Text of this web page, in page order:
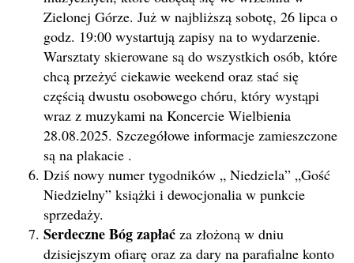
Zielonej Górze. Już w najbliższą sobotę, 26 lipca o
godz. 19:00 wystartują zapisy na to wydarzenie.
Warsztaty skierowane są do wszystkich osób, które
chcą przeżyć ciekawie weekend oraz stać się
częścią dwustu osobowego chóru, który wystąpi
wraz z muzykami na Koncercie Wielbienia
28.08.2025. Szczegółowe informacje zamieszczone
są na plakacie .
Dziś nowy numer tygodników „ Niedziela” „Gość
Niedzielny” książki i dewocjonalia w punkcie
sprzedaży.
Serdeczne Bóg zapłać za złożoną w dniu
dzisiejszym ofiarę oraz za dary na parafialne konto